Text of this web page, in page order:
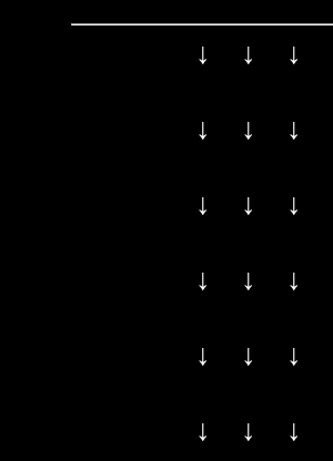
↓ ↓ ↓
↓ ↓ ↓
↓ ↓ ↓
↓ ↓ ↓
↓ ↓ ↓
↓ ↓ ↓